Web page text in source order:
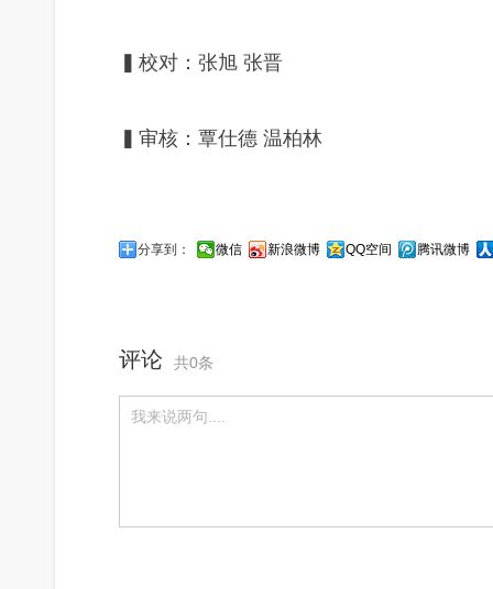
▍校对：张旭 张晋
▍审核：覃仕德 温柏林
分享到： 微信 新浪微博 QQ空间 腾讯微博
评论 共0条